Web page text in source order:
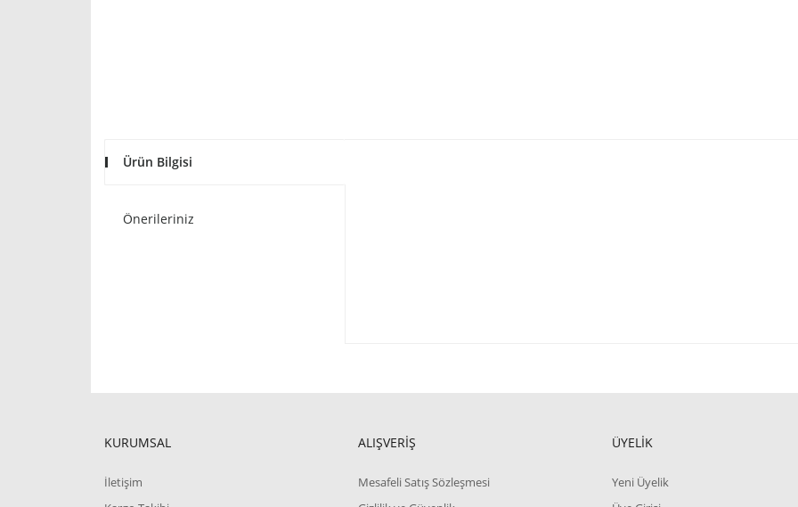
Ürün Bilgisi
Önerileriniz
KURUMSAL
İletişim
ALIŞVERİŞ
Mesafeli Satış Sözleşmesi
ÜYELİK
Yeni Üyelik